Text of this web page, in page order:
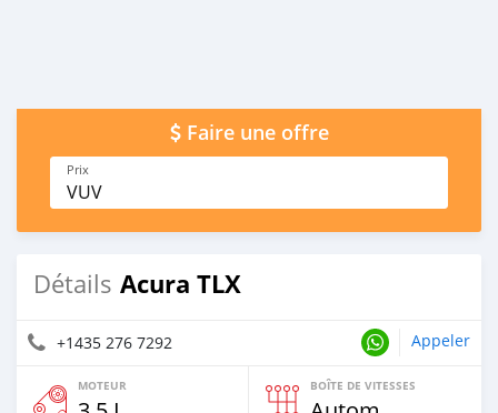
Faire une offre
Prix
VUV
Détails Acura TLX
+1435 276 7292 Appeler
MOTEUR BOÎTE DE VITESSES